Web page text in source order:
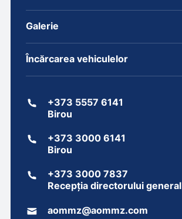
Galerie
Încărcarea vehiculelor
+373 5557 6141
Birou
+373 3000 6141
Birou
+373 3000 7837
Recepția directorului general
aommz@aommz.com